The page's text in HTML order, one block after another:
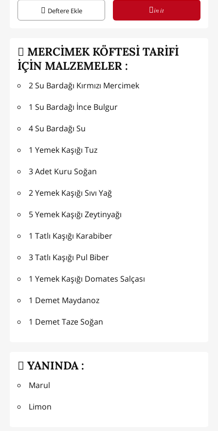
Deftere Ekle in it
MERCİMEK KÖFTESİ TARİFİ
İÇİN MALZEMELER :
2 Su Bardağı Kırmızı Mercimek
1 Su Bardağı İnce Bulgur
4 Su Bardağı Su
1 Yemek Kaşığı Tuz
3 Adet Kuru Soğan
2 Yemek Kaşığı Sıvı Yağ
5 Yemek Kaşığı Zeytinyağı
1 Tatlı Kaşığı Karabiber
3 Tatlı Kaşığı Pul Biber
1 Yemek Kaşığı Domates Salçası
1 Demet Maydanoz
1 Demet Taze Soğan
YANINDA :
Marul
Limon